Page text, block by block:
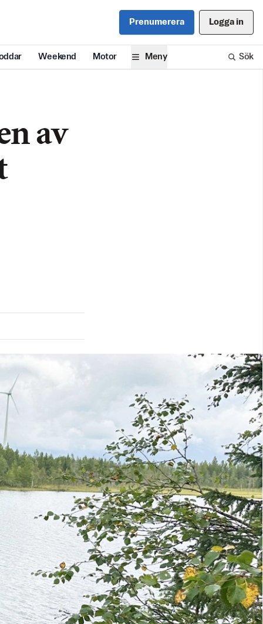
Prenumerera Logga in
Weekend Motor Meny Sök
av